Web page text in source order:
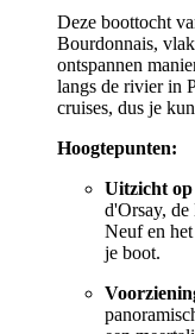
Deze boottocht
Bourdonnais,
ontspannen
langs de rivier in
cruises, dus je
Hoogtepunten:
Uitzicht
d'Orsay,
Neuf en
je boot.